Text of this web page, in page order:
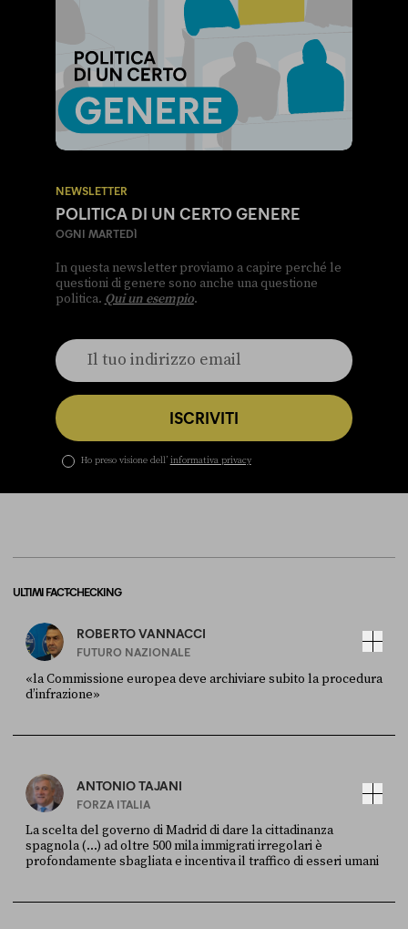
NEWSLETTER
POLITICA DI UN CERTO GENERE
OGNI MARTEDÌ
In questa newsletter proviamo a capire perché le
questioni di genere sono anche una questione
politica. Qui un esempio.
ISCRIVITI
Ho preso visione dell’ informativa privacy
ULTIMI FACT-CHECKING
ROBERTO VANNACCI
FUTURO NAZIONALE
«la Commissione europea deve archiviare subito la procedura
d’infrazione»
ANTONIO TAJANI
FORZA ITALIA
La scelta del governo di Madrid di dare la cittadinanza
spagnola (...) ad oltre 500 mila immigrati irregolari è
profondamente sbagliata e incentiva il traffico di esseri umani